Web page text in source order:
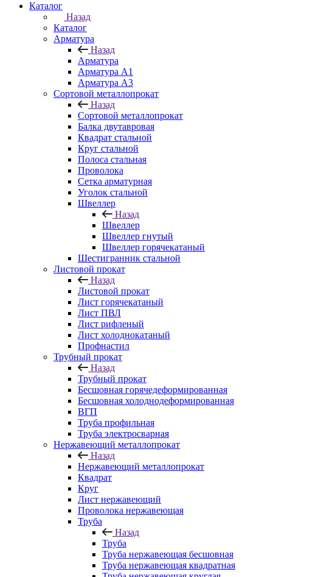
Каталог
Назад
Каталог
Арматура
Назад
Арматура
Арматура A1
Арматура А3
Сортовой металлопрокат
Назад
Сортовой металлопрокат
Балка двутавровая
Квадрат стальной
Круг стальной
Полоса стальная
Проволока
Сетка арматурная
Уголок стальной
Швеллер
Назад
Швеллер
Швеллер гнутый
Швеллер горячекатаный
Шестигранник стальной
Листовой прокат
Назад
Листовой прокат
Лист горячекатаный
Лист ПВЛ
Лист рифленый
Лист холоднокатаный
Профнастил
Трубный прокат
Назад
Трубный прокат
Бесшовная горячедеформированная
Бесшовная холоднодеформированная
ВГП
Труба профильная
Труба электросварная
Нержавеющий металлопрокат
Назад
Нержавеющий металлопрокат
Квадрат
Круг
Лист нержавеющий
Проволока нержавеющая
Труба
Назад
Труба
Труба нержавеющая бесшовная
Труба нержавеющая квадратная